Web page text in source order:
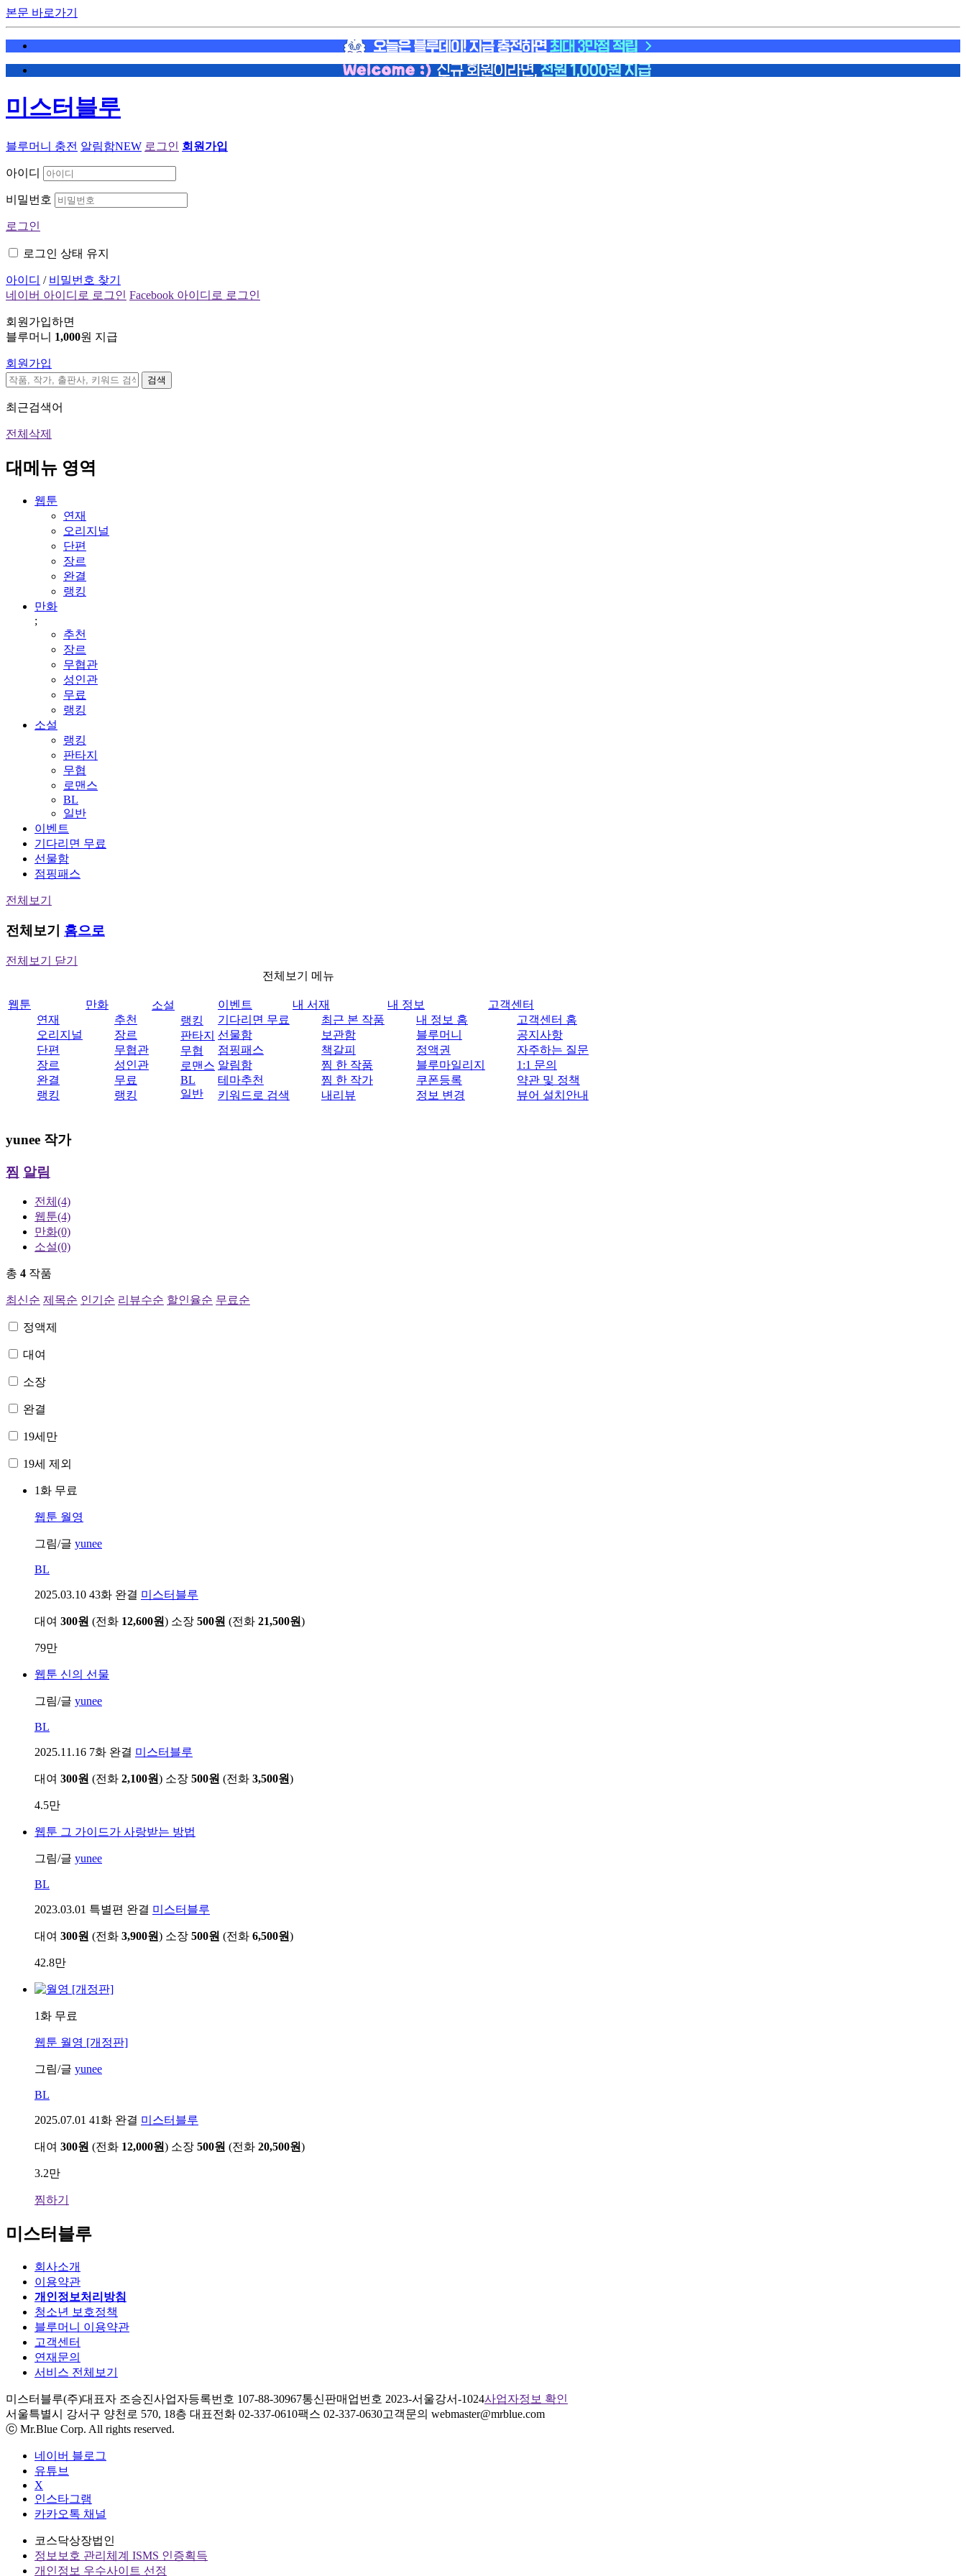
본문 바로가기
미스터블루
블루머니 충전 알림함NEW 로그인 회원가입
아이디
비밀번호
로그인
로그인 상태 유지
아이디 / 비밀번호 찾기
네이버 아이디로 로그인 Facebook 아이디로 로그인
회원가입하면
블루머니 1,000원 지급
회원가입
검색
최근검색어
전체삭제
대메뉴 영역
웹툰
연재
오리지널
단편
장르
완결
랭킹
만화
;
추천
장르
무협관
성인관
무료
랭킹
소설
랭킹
판타지
무협
로맨스
BL
일반
이벤트
기다리면 무료
선물함
점핑패스
전체보기
전체보기 홈으로
전체보기 닫기
전체보기 메뉴
웹툰
연재
오리지널
단편
장르
완결
랭킹
만화
추천
장르
무협관
성인관
무료
랭킹
소설
랭킹
판타지
무협
로맨스
BL
일반
이벤트
기다리면 무료
선물함
점핑패스
알림함
테마추천
키워드로 검색
내 서재
최근 본 작품
보관함
책갈피
찜 한 작품
찜 한 작가
내리뷰
내 정보
내 정보 홈
블루머니
정액권
블루마일리지
쿠폰등록
정보 변경
고객센터
고객센터 홈
공지사항
자주하는 질문
1:1 문의
약관 및 정책
뷰어 설치안내
yunee 작가
찜 알림
전체 (4)
웹툰(4)
만화(0)
소설(0)
총 4 작품
최신순 제목순 인기순 리뷰수순 할인율순 무료순
정액제
대여
소장
완결
19세만
19세 제외
1화 무료
웹툰 월영
그림/글 yunee
BL
2025.03.10 43화 완결 미스터블루
대여 300원 (전화 12,600원) 소장 500원 (전화 21,500원)
79만
웹툰 신의 선물
그림/글 yunee
BL
2025.11.16 7화 완결 미스터블루
대여 300원 (전화 2,100원) 소장 500원 (전화 3,500원)
4.5만
웹툰 그 가이드가 사랑받는 방법
그림/글 yunee
BL
2023.03.01 특별편 완결 미스터블루
대여 300원 (전화 3,900원) 소장 500원 (전화 6,500원)
42.8만
1화 무료
웹툰 월영 [개정판]
그림/글 yunee
BL
2025.07.01 41화 완결 미스터블루
대여 300원 (전화 12,000원) 소장 500원 (전화 20,500원)
3.2만
찜하기
미스터블루
회사소개
이용약관
개인정보처리방침
청소년 보호정책
블루머니 이용약관
고객센터
연재문의
서비스 전체보기
미스터블루(주)대표자 조승진사업자등록번호 107-88-30967통신판매업번호 2023-서울강서-1024사업자정보 확인
서울특별시 강서구 양천로 570, 18층 대표전화 02-337-0610팩스 02-337-0630고객문의 webmaster@mrblue.com
ⓒ Mr.Blue Corp. All rights reserved.
네이버 블로그
유튜브
X
인스타그램
카카오톡 채널
코스닥상장법인
정보보호 관리체계 ISMS 인증획득
개인정보 우수사이트 선정